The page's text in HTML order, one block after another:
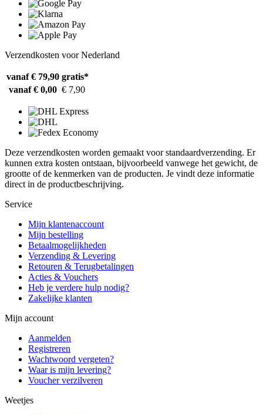
Verzendkosten voor Nederland
vanaf € 79,90 gratis*
vanaf € 0,00 € 7,90
Deze verzendkosten worden gemaakt voor standaardverzending. Er
kunnen extra kosten ontstaan, bijvoorbeeld vanwege het gewicht, de
grootte of de kenmerken van de producten. Je vindt deze informatie
direct in de productbeschrijving.
Service
Mijn klantenaccount
Mijn bestelling
Betaalmogelijkheden
Verzending & Levering
Retouren & Terugbetalingen
Acties & Vouchers
Heb je verdere hulp nodig?
Zakelijke klanten
Mijn account
Aanmelden
Registreren
Wachtwoord vergeten?
Waar is mijn levering?
Voucher verzilveren
Weetjes